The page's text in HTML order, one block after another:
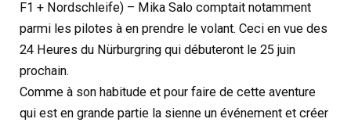
F1 + Nordschleife) – Mika Salo comptait notamment
parmi les pilotes à en prendre le volant. Ceci en vue des
24 Heures du Nürburgring qui débuteront le 25 juin
prochain.
Comme à son habitude et pour faire de cette aventure
qui est en grande partie la sienne un événement et créer